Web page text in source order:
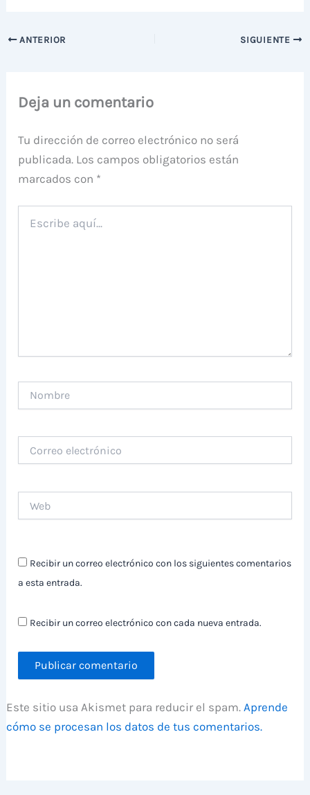
ANTERIOR SIGUIENTE
Deja un comentario
Tu dirección de correo electrónico no será
publicada. Los campos obligatorios están
marcados con *
aquí...
electrónico
Recibir un correo electrónico con los siguientes comentarios
a esta entrada.
Recibir un correo electrónico con cada nueva entrada.
Este sitio usa Akismet para reducir el spam. Aprende
cómo se procesan los datos de tus comentarios.